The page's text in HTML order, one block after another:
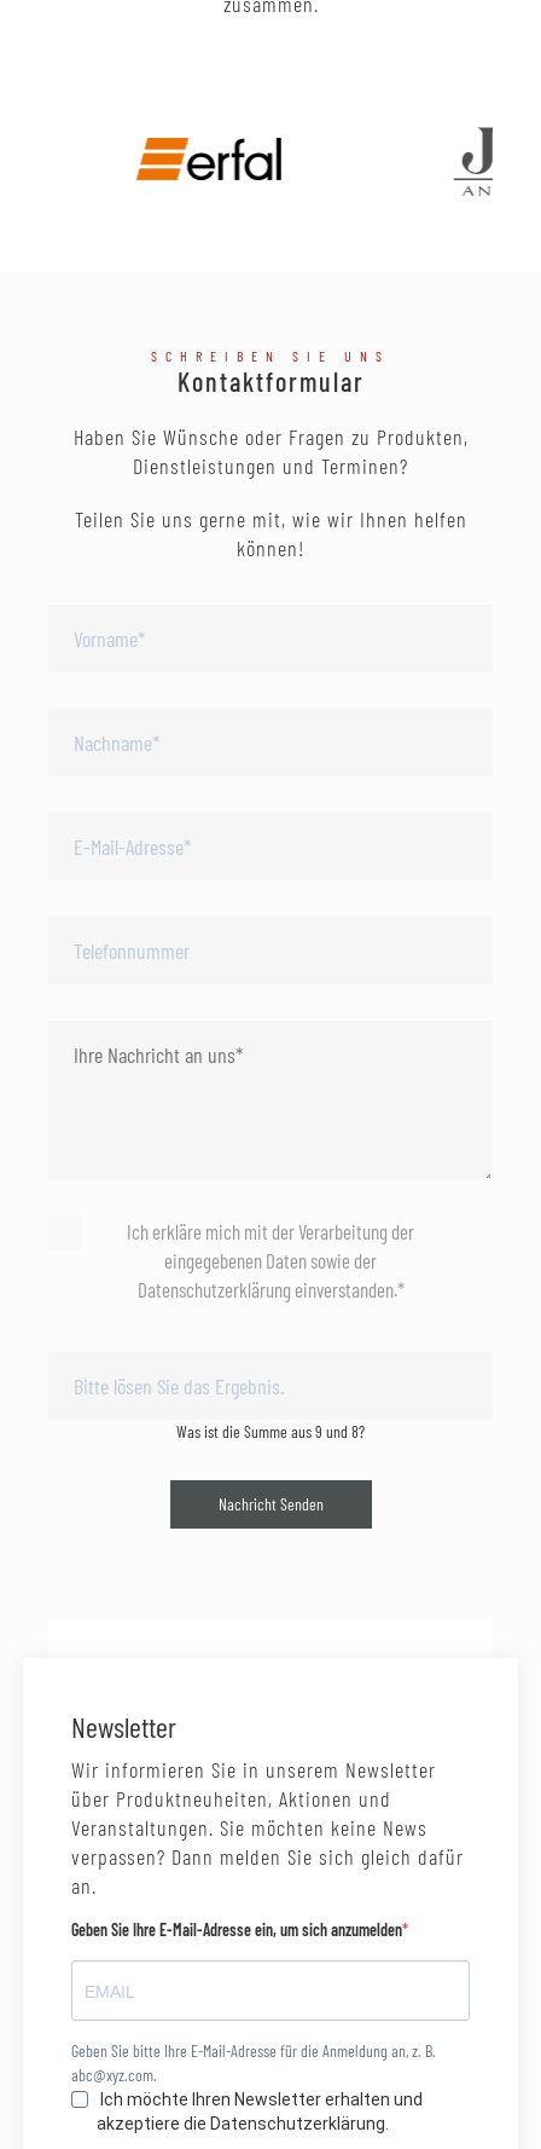
SCHREIBEN SIE UNS
Kontaktformular
Haben Sie Wünsche oder Fragen zu Produkten,
Dienstleistungen und Terminen?
Teilen Sie uns gerne mit, wie wir Ihnen helfen
können!
Ich erkläre mich mit der Verarbeitung der
eingegebenen Daten sowie der
Datenschutzerklärung einverstanden.*
Was ist die Summe aus 9 und 8?
Nachricht Senden
Newsletter
Wir informieren Sie in unserem Newsletter
über Produktneuheiten, Aktionen und
Veranstaltungen. Sie möchten keine News
verpassen? Dann melden Sie sich gleich dafür
an.
Geben Sie Ihre E-Mail-Adresse ein, um sich anzumelden
Geben Sie bitte Ihre E-Mail-Adresse für die Anmeldung an, z. B.
abc@xyz.com.
Ich möchte Ihren Newsletter erhalten und
akzeptiere die Datenschutzerklärung.